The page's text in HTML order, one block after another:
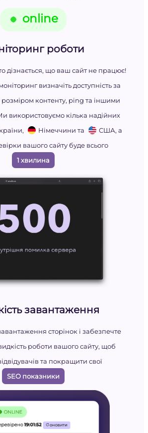
online
роботи
дізнається, що ваш сайт не працює!
визначіть доступність за
розміром контенту, ping та іншими
використовуємо кілька надійних
Німеччини та
США, а
вашого сайту буде всього
1 хвилина
завантаження
сторінок і забезпечте
роботи вашого сайту, щоб
та покращити свої
SEO показники